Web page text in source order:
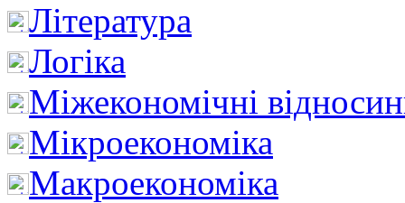
Література
Логіка
Міжекономічні
Мікроекономіка
Макроекономіка